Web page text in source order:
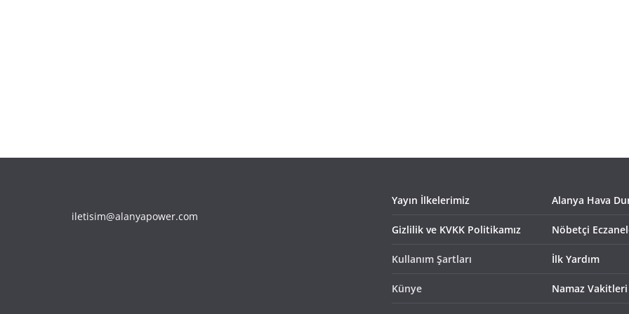
iletisim@alanyapower.com
Yayın İlkelerimiz
Gizlilik ve KVKK Politikamız
Kullanım Şartları
Künye
Alanya Hava
Nöbetçi
İlk Yardım
Namaz Vakitleri